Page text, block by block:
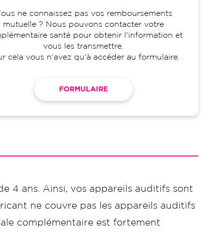
ne connaissez pas vos remboursements
mutuelle ? Nous pouvons contacter votre
santé pour obtenir l'information et
vous les transmettre.
cela vous n'avez qu'à accéder au formulaire.
FORMULAIRE
4 ans. Ainsi, vos appareils auditifs sont
ne couvre pas les appareils auditifs
complémentaire est fortement